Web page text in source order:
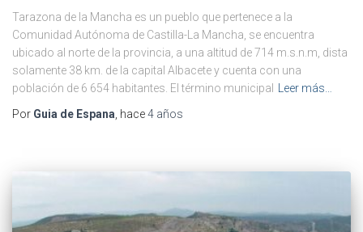
Tarazona de la Mancha es un pueblo que pertenece a la
Comunidad Autónoma de Castilla-La Mancha, se encuentra
ubicado al norte de la provincia, a una altitud de 714 m.s.n.m, dista
solamente 38 km. de la capital Albacete y cuenta con una
población de 6 654 habitantes. El término municipal
Leer más…
Por Guia de Espana , hace4 años